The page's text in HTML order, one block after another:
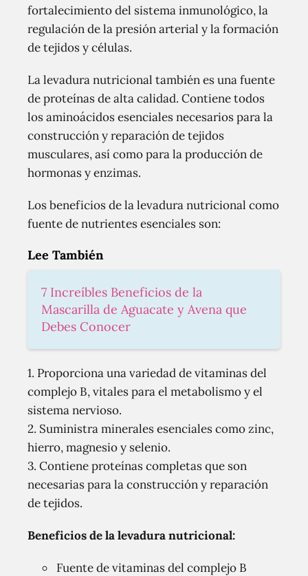
fortalecimiento del sistema inmunológico, la
regulación de la presión arterial y la formación
de tejidos y células.
La levadura nutricional también es una fuente
de proteínas de alta calidad. Contiene todos
los aminoácidos esenciales necesarios para la
construcción y reparación de tejidos
musculares, así como para la producción de
hormonas y enzimas.
Los beneficios de la levadura nutricional como
fuente de nutrientes esenciales son:
Lee También
7 Increíbles Beneficios de la
Mascarilla de Aguacate y Avena que
Debes Conocer
1. Proporciona una variedad de vitaminas del
complejo B, vitales para el metabolismo y el
sistema nervioso.
2. Suministra minerales esenciales como zinc,
hierro, magnesio y selenio.
3. Contiene proteínas completas que son
necesarias para la construcción y reparación
de tejidos.
Beneficios de la levadura nutricional:
Fuente de vitaminas del complejo B